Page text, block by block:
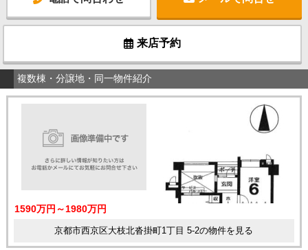
来店予約
複数棟・分譲地・同一物件紹介
1590万円～1980万円
京都市西京区大枝北沓掛町1丁目 5-2の物件を見る